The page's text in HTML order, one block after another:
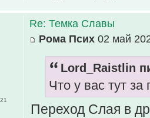
Re: Темка Славы
Рома Псих 02 май
Lord_Raistlin
Что у вас тут
Переход Слая в